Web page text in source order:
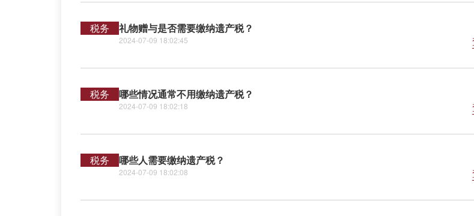
税务 礼物赠与是否需要缴纳遗产税？
2024-07-09 18:02:45
税务 哪些情况通常不用缴纳遗产税？
2024-07-09 18:02:18
税务 哪些人需要缴纳遗产税？
2024-07-09 18:02:08